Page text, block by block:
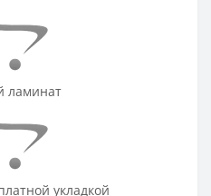
ламинат
укладкой